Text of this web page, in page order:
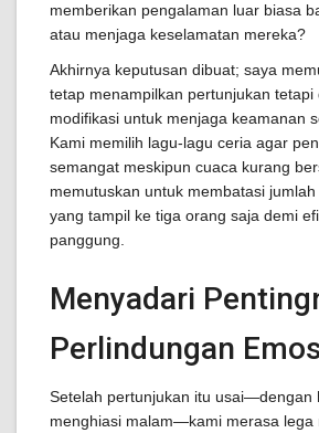
memberikan pengalaman luar biasa
atau menjaga keselamatan mereka?
Akhirnya keputusan dibuat; saya
tetap menampilkan pertunjukan tetapi
modifikasi untuk menjaga keamanan
Kami memilih lagu-lagu ceria agar
semangat meskipun cuaca kurang
memutuskan untuk membatasi
yang tampil ke tiga orang saja demi
panggung.
Menyadari
Perlindungan
Setelah pertunjukan itu usai—dengan
menghiasi malam—kami merasa lega